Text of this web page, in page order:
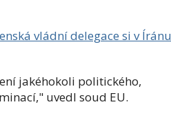
vládní delegace si v Íránu
jakéhokoli politického,
uvedl soud EU.